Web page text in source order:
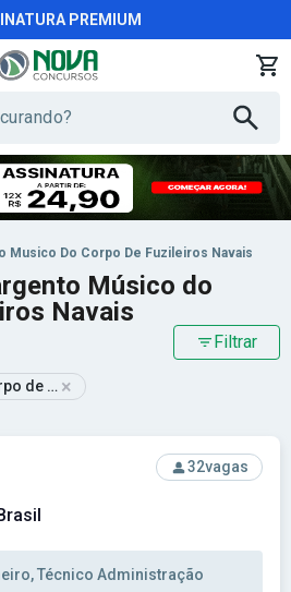
PREMIUM
Musico Do Corpo De Fuzileiros Navais
Músico do
Navais
Filtrar
de Fuzileiros Navais
×
Brasil 32vagas
Técnico Administração